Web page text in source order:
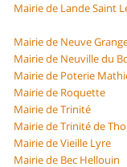
Mairie de Lande Saint
Mairie de Neuve
Mairie de Neuville du
Mairie de Poterie
Mairie de Roquette
Mairie de Trinité
Mairie de Trinité de
Mairie de Vieille Lyre
Mairie de Bec Hellouin